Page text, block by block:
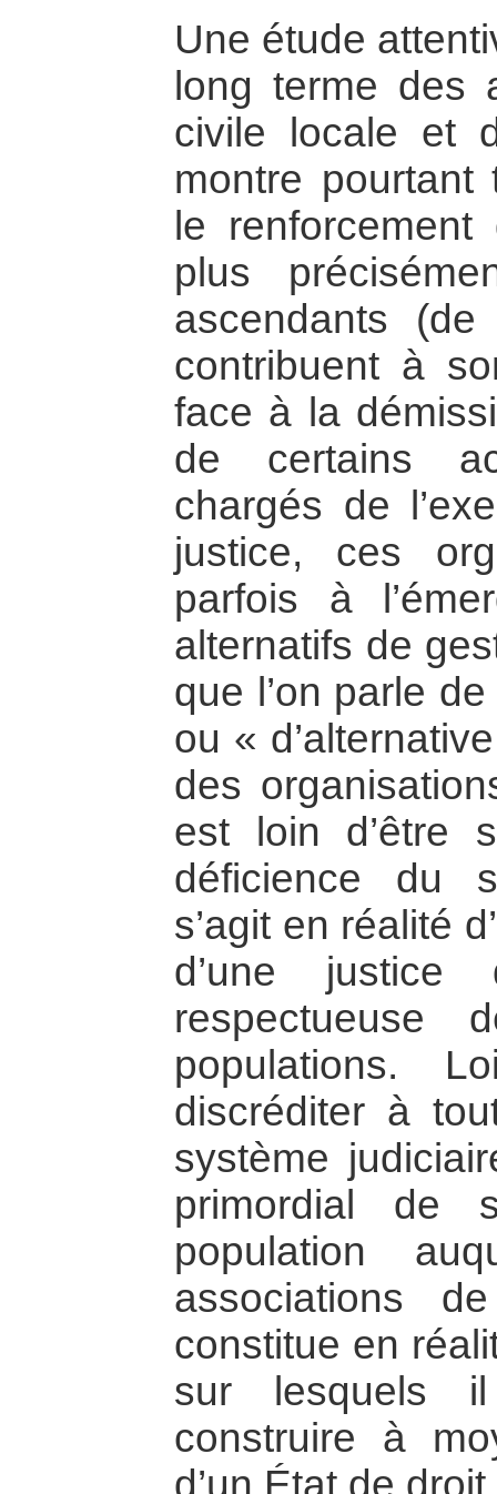
Une étude
long terme des
civile locale et
montre pourtant
le
plus
ascendants
contribuent à
face à la
de certains
chargés de
justice, ces
parfois à
alternatifs de
que l’on parle
ou «
des
est loin d’être
déficience du
s’agit en réalité
d’une justice
respectueuse
populations.
discréditer à
système
primordial de
population
associations
constitue en
sur lesquels
construire à
d’un État de